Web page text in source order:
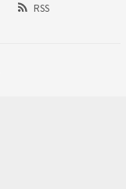
RSS